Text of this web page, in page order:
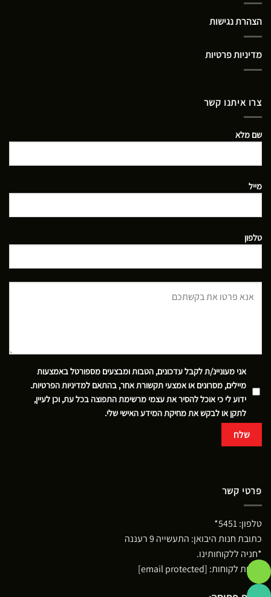
הצהרת נגישות
מדיניות פרטיות
צרו איתנו קשר
שם מלא
מייל
טלפון
אני מעוניינ/ת לקבל עדכונים, הטבות ומבצעים מספורטל באמצעות
מיילים, מסרונים או אמצעי תקשורת אחר, בהתאם למדיניות הפרטיות.
ידוע לי כי אוכל להסיר את עצמי מרשימת התפוצה בכל עת, וכן לעיין,
לתקן או לבקש את מחיקת המידע האישי שלי.
פרטי קשר
טלפון:5451*
כתובת חנות היבואן: התעשייה 9 רעננה
*חניה ללקוחותינו.
שירות לקוחות: [email protected]